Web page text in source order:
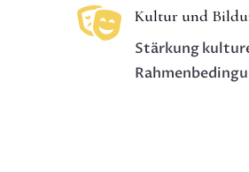

Kultur und
Stärkung